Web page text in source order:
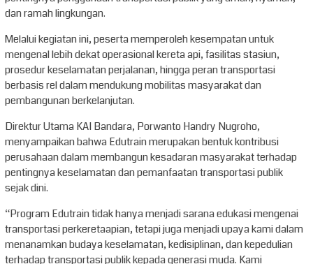
dan ramah lingkungan.
Melalui kegiatan ini, peserta memperoleh kesempatan untuk
mengenal lebih dekat operasional kereta api, fasilitas stasiun,
prosedur keselamatan perjalanan, hingga peran transportasi
berbasis rel dalam mendukung mobilitas masyarakat dan
pembangunan berkelanjutan.
Direktur Utama KAI Bandara, Porwanto Handry Nugroho,
menyampaikan bahwa Edutrain merupakan bentuk kontribusi
perusahaan dalam membangun kesadaran masyarakat terhadap
pentingnya keselamatan dan pemanfaatan transportasi publik
sejak dini.
“Program Edutrain tidak hanya menjadi sarana edukasi mengenai
transportasi perkeretaapian, tetapi juga menjadi upaya kami dalam
menanamkan budaya keselamatan, kedisiplinan, dan kepedulian
terhadap transportasi publik kepada generasi muda. Kami